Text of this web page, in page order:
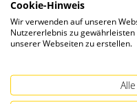
Cookie-Hinweis
Wir verwenden auf unseren
Nutzererlebnis zu
unserer Webseiten zu erstellen.